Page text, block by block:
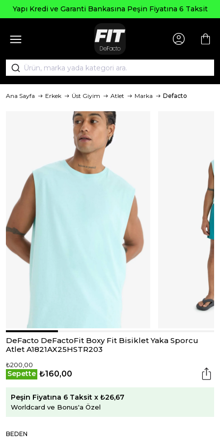
Yapı Kredi ve Garanti Bankasına Peşin Fiyatına 6 Taksit
Ana Sayfa Erkek Üst Giyim Atlet Marka Defacto
DeFacto DeFactoFit Boxy Fit Bisiklet Yaka Sporcu
Atlet A1821AX25HSTR203
₺200,00
Sepette ₺160,00
Peşin Fiyatına 6 Taksit x ₺26,67
Worldcard ve Bonus'a Özel
BEDEN